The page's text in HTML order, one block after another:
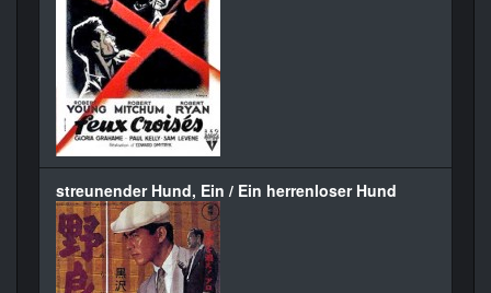
streunender Hund, Ein / Ein herrenloser Hund